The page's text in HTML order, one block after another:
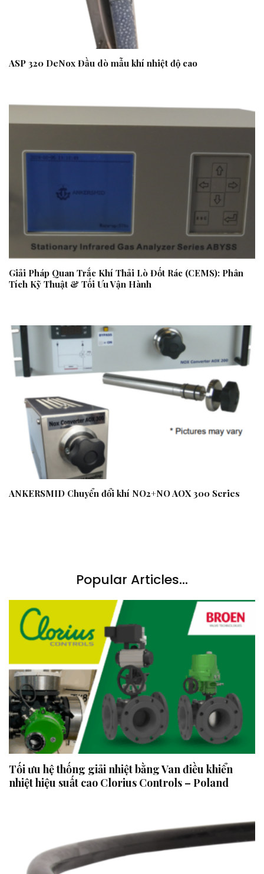
ASP 320 DeNox Đầu dò mẫu khí nhiệt độ cao
Giải Pháp Quan Trắc Khí Thải Lò Đốt Rác (CEMS): Phân
Tích Kỹ Thuật & Tối Ưu Vận Hành
ANKERSMID Chuyển đổi khí NO2+NO AOX 300 Series
Popular Articles...
Tối ưu hệ thống giải nhiệt bằng Van điều khiển
nhiệt hiệu suất cao Clorius Controls – Poland